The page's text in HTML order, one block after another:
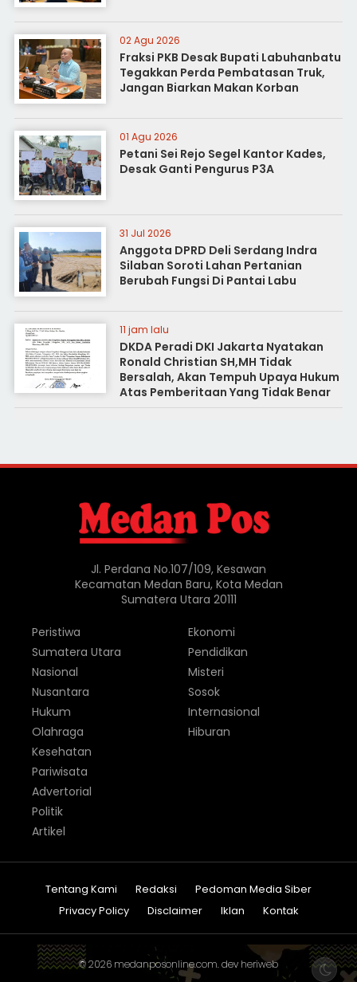
02 Agu 2026
Fraksi PKB Desak Bupati Labuhanbatu
Tegakkan Perda Pembatasan Truk,
Jangan Biarkan Makan Korban
01 Agu 2026
Petani Sei Rejo Segel Kantor Kades,
Desak Ganti Pengurus P3A
31 Jul 2026
Anggota DPRD Deli Serdang Indra
Silaban Soroti Lahan Pertanian
Berubah Fungsi Di Pantai Labu
11 jam lalu
DKDA Peradi DKI Jakarta Nyatakan
Ronald Christian SH,MH Tidak
Bersalah, Akan Tempuh Upaya Hukum
Atas Pemberitaan Yang Tidak Benar
Jl. Perdana No.107/109, Kesawan
Kecamatan Medan Baru, Kota Medan
Sumatera Utara 20111
Peristiwa
Sumatera Utara
Nasional
Nusantara
Hukum
Olahraga
Ekonomi
Pendidikan
Misteri
Sosok
Internasional
Hiburan
Kesehatan
Pariwisata
Advertorial
Politik
Artikel
Tentang Kami Redaksi
Pedoman Media Siber
Privacy Policy
Disclaimer Iklan Kontak
© 2026 medanposonline.com. dev heriweb